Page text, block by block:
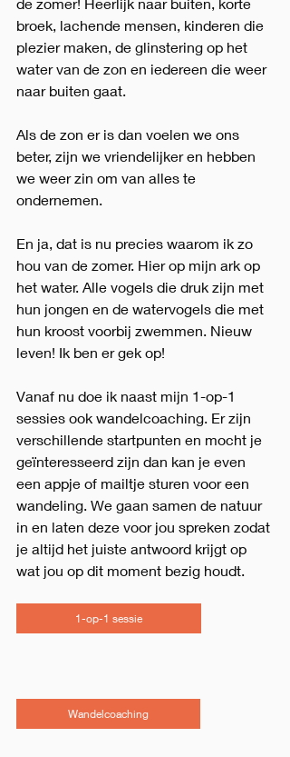
broek, lachende mensen, kinderen die
plezier maken, de glinstering op het
water van de zon en iedereen die weer
naar buiten gaat.
Als de zon er is dan voelen we ons
beter, zijn we vriendelijker en hebben
we weer zin om van alles te
ondernemen.
En ja, dat is nu precies waarom ik zo
hou van de zomer. Hier op mijn ark op
het water. Alle vogels die druk zijn met
hun jongen en de watervogels die met
hun kroost voorbij zwemmen. Nieuw
leven! Ik ben er gek op!
Vanaf nu doe ik naast mijn 1-op-1
sessies ook wandelcoaching. Er zijn
verschillende startpunten en mocht je
geïnteresseerd zijn dan kan je even
een appje of mailtje sturen voor een
wandeling. We gaan samen de natuur
in en laten deze voor jou spreken zodat
je altijd het juiste antwoord krijgt op
wat jou op dit moment bezig houdt.
1-op-1 sessie
Wandelcoaching